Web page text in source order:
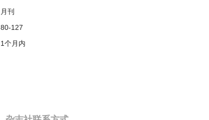
月刊
80-127
1个月内